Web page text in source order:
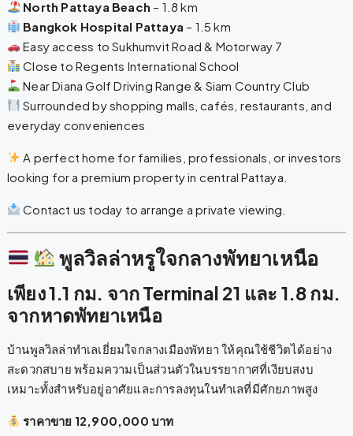
North Pattaya Beach – 1.8 km
Bangkok Hospital Pattaya – 1.5 km
Easy access to Sukhumvit Road & Motorway 7
Close to Regents International School
Near Diana Golf Driving Range & Siam Country Club
Surrounded by shopping malls, cafés, restaurants, and
everyday conveniences
A perfect home for families, professionals, or investors
looking for a premium property in central Pattaya.
Contact us today to arrange a private viewing.
พูลวิลล่าหรูใจกลางพัทยาเหนือ
เพียง 1.1 กม. จาก Terminal 21 และ 1.8 กม.
จากหาดพัทยาเหนือ
บ้านพูลวิลล่าทำเลเยี่ยมใจกลางเมืองพัทยา ให้คุณใช้ชีวิตได้อย่าง
สะดวกสบาย พร้อมความเป็นส่วนตัวในบรรยากาศที่เงียบสงบ
เหมาะทั้งสำหรับอยู่อาศัยและการลงทุนในทำเลที่มีศักยภาพสูง
ราคาขาย 12,900,000 บาท